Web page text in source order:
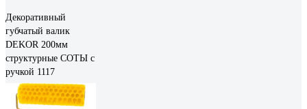
Декоративный
губчатый валик
DEKOR 200мм
структурные СОТЫ с
ручкой 1117